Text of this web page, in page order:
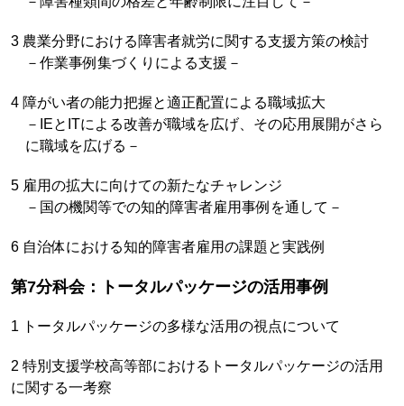
3 農業分野における障害者就労に関する支援方策の検討
－作業事例集づくりによる支援－
4 障がい者の能力把握と適正配置による職域拡大
－IEとITによる改善が職域を広げ、その応用展開がさら
に職域を広げる－
5 雇用の拡大に向けての新たなチャレンジ
－国の機関等での知的障害者雇用事例を通して－
6 自治体における知的障害者雇用の課題と実践例
第7分科会：トータルパッケージの活用事例
1 トータルパッケージの多様な活用の視点について
2 特別支援学校高等部におけるトータルパッケージの活用
に関する一考察